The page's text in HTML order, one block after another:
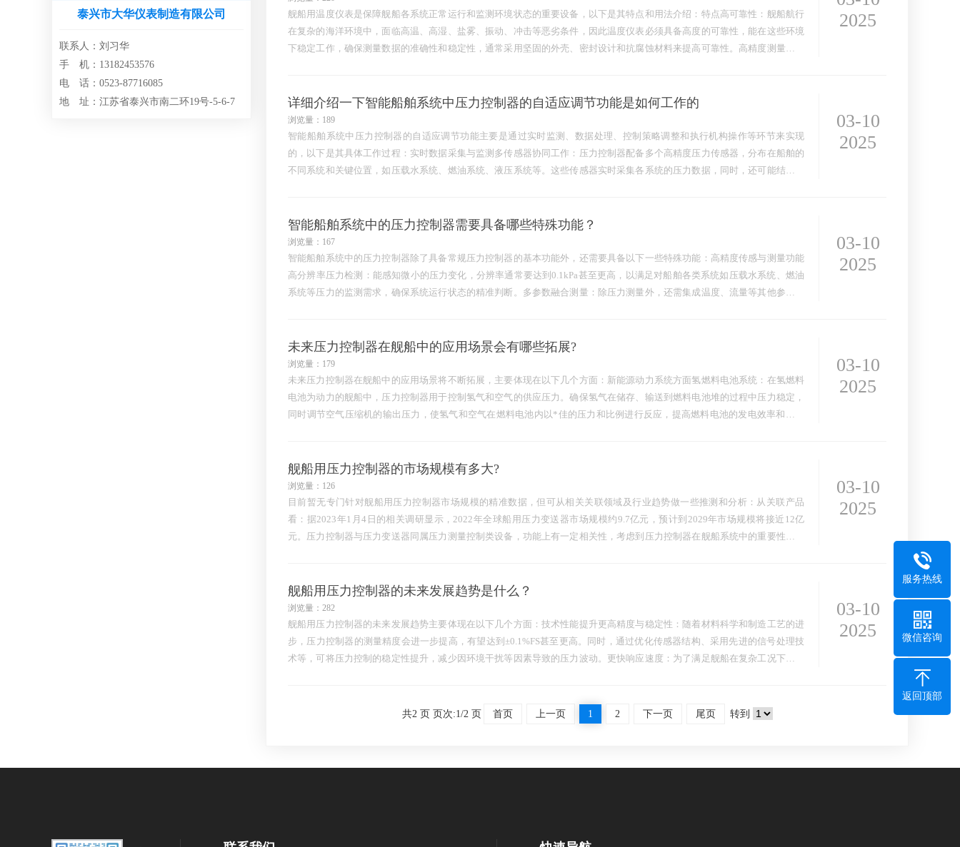
泰兴市大华仪表制造有限公司
联系人：刘习华
手 机：13182453576
电 话：0523-87716085
地 址：江苏省泰兴市南二环19号-5-6-7
舰船用温度仪表是保障舰船各系统正常运行和监测环境状态的重要设备，以下是其特点和用法介绍：特点高可靠性：舰船航行
在复杂的海洋环境中，面临高温、高湿、盐雾、振动、冲击等恶劣条件，因此温度仪表必须具备高度的可靠性，能在这些环境
下稳定工作，确保测量数据的准确性和稳定性，通常采用坚固的外壳、密封设计和抗腐蚀材料来提高可靠性。高精度测量：为
2025
详细介绍一下智能船舶系统中压力控制器的自适应调节功能是如何工作的
浏览量：189
智能船舶系统中压力控制器的自适应调节功能主要是通过实时监测、数据处理、控制策略调整和执行机构操作等环节来实现
的，以下是其具体工作过程：实时数据采集与监测多传感器协同工作：压力控制器配备多个高精度压力传感器，分布在船舶的
不同系统和关键位置，如压载水系统、燃油系统、液压系统等。这些传感器实时采集各系统的压力数据，同时，还可能结合温
03-10
2025
智能船舶系统中的压力控制器需要具备哪些特殊功能？
浏览量：167
智能船舶系统中的压力控制器除了具备常规压力控制器的基本功能外，还需要具备以下一些特殊功能：高精度传感与测量功能
高分辨率压力检测：能感知微小的压力变化，分辨率通常要达到0.1kPa甚至更高，以满足对船舶各类系统如压载水系统、燃油
系统等压力的监测需求，确保系统运行状态的精准判断。多参数融合测量：除压力测量外，还需集成温度、流量等其他参数的
03-10
2025
未来压力控制器在舰船中的应用场景会有哪些拓展?
浏览量：179
未来压力控制器在舰船中的应用场景将不断拓展，主要体现在以下几个方面：新能源动力系统方面氢燃料电池系统：在氢燃料
电池为动力的舰船中，压力控制器用于控制氢气和空气的供应压力。确保氢气在储存、输送到燃料电池堆的过程中压力稳定，
同时调节空气压缩机的输出压力，使氢气和空气在燃料电池内以*佳的压力和比例进行反应，提高燃料电池的发电效率和耐久
03-10
2025
舰船用压力控制器的市场规模有多大?
浏览量：126
目前暂无专门针对舰船用压力控制器市场规模的精准数据，但可从相关关联领域及行业趋势做一些推测和分析：从关联产品
看：据2023年1月4日的相关调研显示，2022年全球船用压力变送器市场规模约9.7亿元，预计到2029年市场规模将接近12亿
元。压力控制器与压力变送器同属压力测量控制类设备，功能上有一定相关性，考虑到压力控制器在舰船系统中的重要性及应
03-10
2025
舰船用压力控制器的未来发展趋势是什么？
浏览量：282
舰船用压力控制器的未来发展趋势主要体现在以下几个方面：技术性能提升更高精度与稳定性：随着材料科学和制造工艺的进
步，压力控制器的测量精度会进一步提高，有望达到±0.1%FS甚至更高。同时，通过优化传感器结构、采用先进的信号处理技
术等，可将压力控制的稳定性提升，减少因环境干扰等因素导致的压力波动。更快响应速度：为了满足舰船在复杂工况下对压
03-10
2025
共2 页 页次:1/2 页 首页 上一页 1 2 下一页 尾页 转到
服务热线
微信咨询
返回顶部